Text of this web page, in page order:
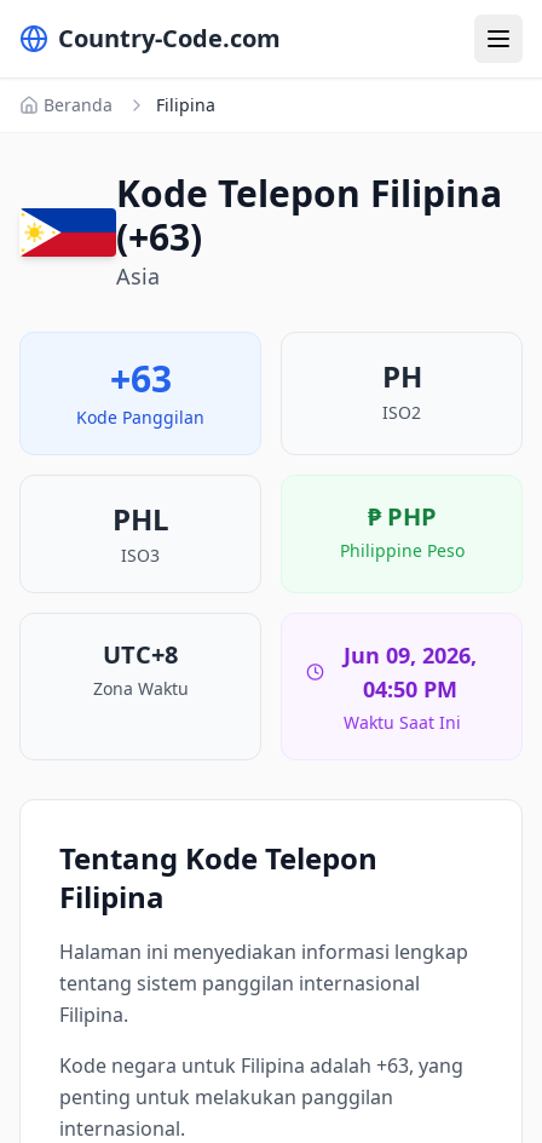
Country-Code.com
Beranda Filipina
Kode Telepon Filipina
(+63)
Asia
+63
Kode Panggilan
PH
ISO2
PHL
ISO3
₱ PHP
Philippine Peso
UTC+8
Zona Waktu
Jun 09, 2026,
04:50 PM
Waktu Saat Ini
Tentang Kode Telepon
Filipina
Halaman ini menyediakan informasi lengkap
tentang sistem panggilan internasional
Filipina.
Kode negara untuk Filipina adalah +63, yang
penting untuk melakukan panggilan
internasional.